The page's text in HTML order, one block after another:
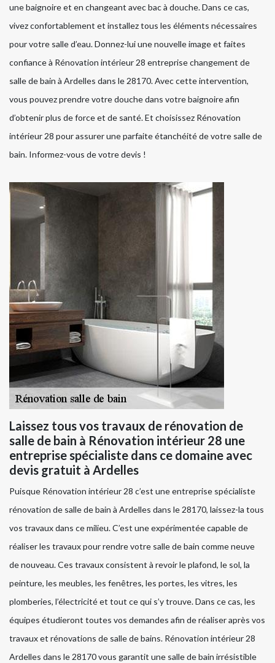
une baignoire et en changeant avec bac à douche. Dans ce cas,
vivez confortablement et installez tous les éléments nécessaires
pour votre salle d’eau. Donnez-lui une nouvelle image et faites
confiance à Rénovation intérieur 28 entreprise changement de
salle de bain à Ardelles dans le 28170. Avec cette intervention,
vous pouvez prendre votre douche dans votre baignoire afin
d’obtenir plus de force et de santé. Et choisissez Rénovation
intérieur 28 pour assurer une parfaite étanchéité de votre salle de
bain. Informez-vous de votre devis !
Laissez tous vos travaux de rénovation de
salle de bain à Rénovation intérieur 28 une
entreprise spécialiste dans ce domaine avec
devis gratuit à Ardelles
Puisque Rénovation intérieur 28 c’est une entreprise spécialiste
rénovation de salle de bain à Ardelles dans le 28170, laissez-la tous
vos travaux dans ce milieu. C’est une expérimentée capable de
réaliser les travaux pour rendre votre salle de bain comme neuve
de nouveau. Ces travaux consistent à revoir le plafond, le sol, la
peinture, les meubles, les fenêtres, les portes, les vitres, les
plomberies, l’électricité et tout ce qui s’y trouve. Dans ce cas, les
équipes étudieront toutes vos demandes afin de réaliser après vos
travaux et rénovations de salle de bains. Rénovation intérieur 28
Ardelles dans le 28170 vous garantit une salle de bain irrésistible